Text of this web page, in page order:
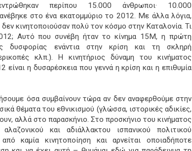
περίπου 15.000 άνθρωποι· 10.000
στο ένα εκατομμύριο το 2012. Με άλλα λόγια,
κινητοποιούσαν πολύ τον κόσμο στην Καταλονία. Τι
Αυτό που συνέβη ήταν το κίνημα 15Μ, η πρώτη
δυσφορίας ενάντια στην κρίση και τη σκληρή
κλπ.). Η κινητήριος δύναμη του κινήματος
είναι η δυσαρέσκεια που γεννά η κρίση και η επιθυμία
όσα συμβαίνουν τώρα αν δεν αναφερθούμε στην
θέματα του εθνικισμού (γλώσσα, ιστορικές αδικίες,
αλλά στο παρασκήνιο. Στο προσκήνιο του κινήματος
και αδιάλλακτου ισπανικού πολιτικού
καμία κινητοποίηση και αρνείται οποιαδήποτε